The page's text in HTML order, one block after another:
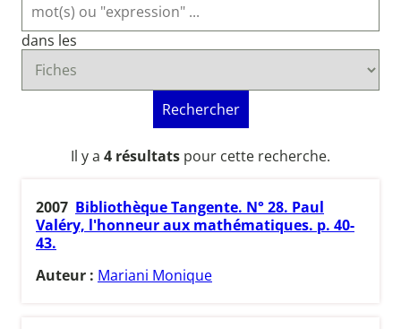
dans les
Rechercher
Il y a 4 résultats pour cette recherche.
2007 Bibliothèque Tangente. N° 28. Paul
Valéry, l'honneur aux mathématiques. p. 40-
43.
Auteur : Mariani Monique